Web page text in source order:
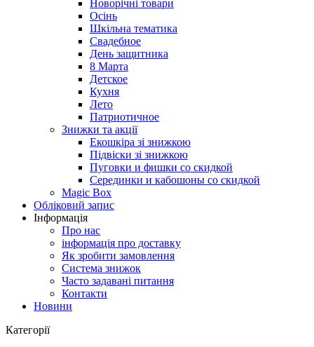
Новорічні товари
Осінь
Шкільна тематика
Свадебное
День защитника
8 Марта
Детское
Кухня
Лето
Патриотичное
Знижки та акції
Екошкіра зі знижкою
Підвіски зі знижкою
Пуговки и фишки со скидкой
Серединки и кабошоны со скидкой
Magic Box
Обліковий запис
Інформація
Про нас
інформація про доставку
Як зробити замовлення
Система знижок
Часто задавані питання
Контакти
Новини
Категорії